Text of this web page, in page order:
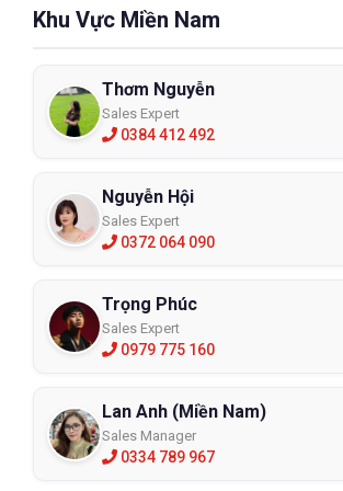
thực phẩm.
Khu Vực Miền Nam
Thơm Nguyễn
Sales Expert
0384 412 492
Nguyễn Hội
Sales Expert
0372 064 090
Trọng Phúc
Sales Expert
0979 775 160
Lan Anh (Miền Nam)
Sales Manager
0334 789 967